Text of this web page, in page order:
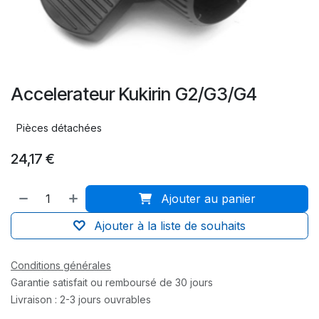
Accelerateur Kukirin G2/G3/G4
Pièces détachées
24,17 €
Ajouter au panier
Ajouter à la liste de souhaits
Conditions générales
Garantie satisfait ou remboursé de 30 jours
Livraison : 2-3 jours ouvrables